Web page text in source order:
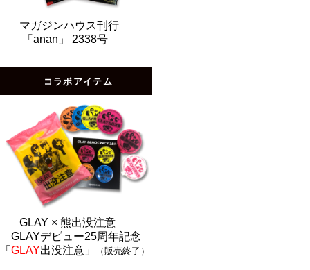
マガジンハウス刊行
「anan」 2338号
コラボアイテム
GLAY × 熊出没注意
GLAYデビュー25周年記念
「 GLAY出没注意」 （販売終了）